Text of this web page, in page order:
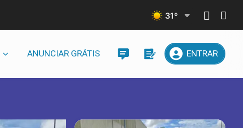
31º
ANUNCIAR GRÁTIS ENTRAR